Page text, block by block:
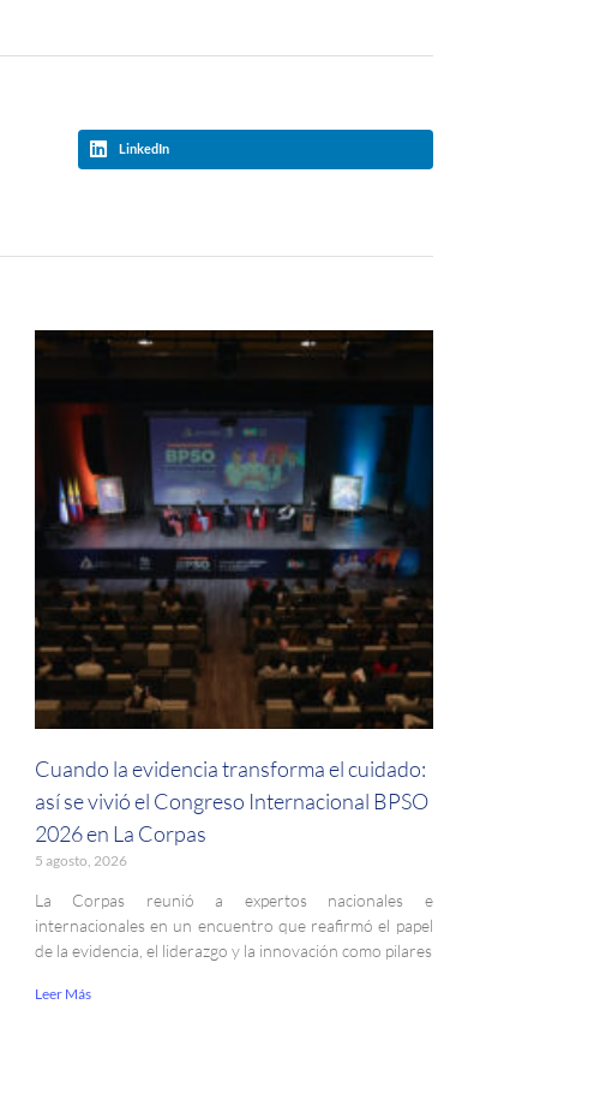
LinkedIn
Cuando la evidencia transforma el cuidado:
así se vivió el Congreso Internacional BPSO
2026 en La Corpas
5 agosto, 2026
La Corpas reunió a expertos nacionales e
internacionales en un encuentro que reafirmó el papel
de la evidencia, el liderazgo y la innovación como pilares
Leer Más